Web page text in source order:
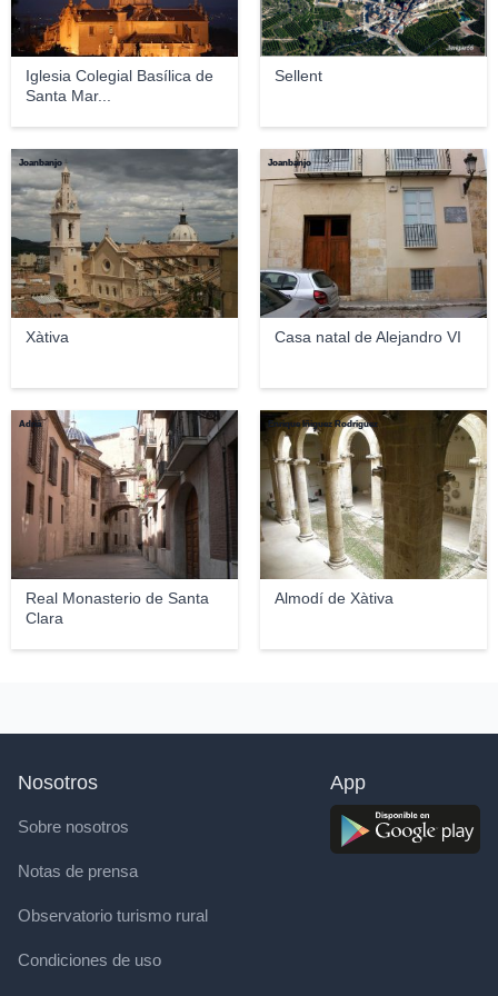
Iglesia Colegial Basílica de
Santa Mar...
Sellent
Xàtiva
Joanbanjo
Casa natal de Alejandro VI
Joanbanjo
Real Monasterio de Santa
Clara
Adrià
Almodí de Xàtiva
Enrique Íñiguez Rodriguez
Nosotros
Sobre nosotros
Notas de prensa
Observatorio turismo rural
Condiciones de uso
App